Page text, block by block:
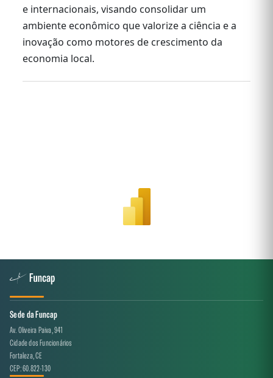
e internacionais, visando consolidar um
ambiente econômico que valorize a ciência e a
inovação como motores de crescimento da
economia local.
Sede da Funcap
Av. Oliveira Paiva, 941
Cidade dos Funcionários
Fortaleza, CE
CEP: 60.822-130